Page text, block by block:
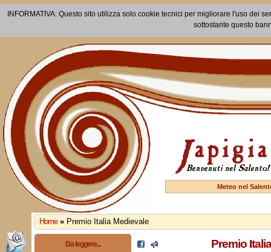
INFORMATIVA: Questo sito utilizza solo cookie tecnici per migliorare l'uso dei
sottostante questo
Meteo nel
Home » Premio Italia Medievale
Da leggere... Premio